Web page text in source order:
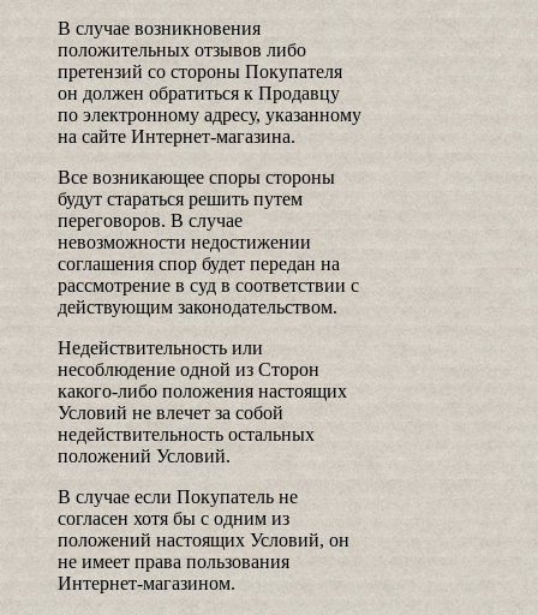
В случае возникновения
положительных отзывов либо
претензий со стороны Покупателя
он должен обратиться к Продавцу
по электронному адресу, указанному
на сайте Интернет-магазина.
Все возникающее споры стороны
будут стараться решить путем
переговоров. В случае
невозможности недостижении
соглашения спор будет передан на
рассмотрение в суд в соответствии с
действующим законодательством.
Недействительность или
несоблюдение одной из Сторон
какого-либо положения настоящих
Условий не влечет за собой
недействительность остальных
положений Условий.
В случае если Покупатель не
согласен хотя бы с одним из
положений настоящих Условий, он
не имеет права пользования
Интернет-магазином.